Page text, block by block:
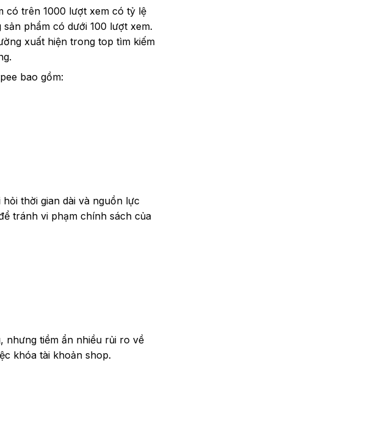
có trên 1000 lượt xem có tỷ lệ
phẩm có dưới 100 lượt xem.
xuất hiện trong top tìm kiếm
bao gồm:
thời gian dài và nguồn lực
tránh vi phạm chính sách của
nhưng tiềm ẩn nhiều rủi ro về
khóa tài khoản shop.